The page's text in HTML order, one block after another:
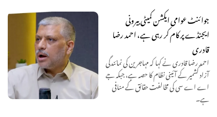
جوائنٹ عوامی ایکشن کمیٹی بیرونی
ایجنڈے پر کام کر رہی ہے، احمد رضا
قادری
احمد رضا قادری نے کہا کہ مہاجرین کی نمائندگی
آزاد کشمیر کے آئینی نظام کا حصہ ہے، جبکہ جے
اے اے سی کی مخالفت حقائق کے منافی
ہے۔